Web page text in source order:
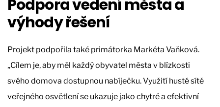
Podpora vedení města a
výhody řešení
Projekt podpořila také primátorka Markéta Vaňková.
„Cílem je, aby měl každý obyvatel města v blízkosti
svého domova dostupnou nabíječku. Využití husté sítě
veřejného osvětlení se ukazuje jako chytré a efektivní